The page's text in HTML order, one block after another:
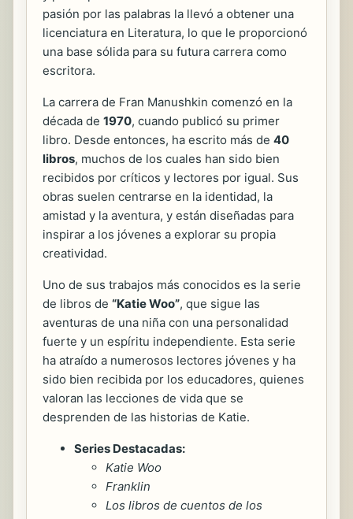
pasión por las palabras la llevó a obtener una
licenciatura en Literatura, lo que le proporcionó
una base sólida para su futura carrera como
escritora.
La carrera de Fran Manushkin comenzó en la
década de 1970, cuando publicó su primer
libro. Desde entonces, ha escrito más de 40
libros, muchos de los cuales han sido bien
recibidos por críticos y lectores por igual. Sus
obras suelen centrarse en la identidad, la
amistad y la aventura, y están diseñadas para
inspirar a los jóvenes a explorar su propia
creatividad.
Uno de sus trabajos más conocidos es la serie
de libros de “Katie Woo”, que sigue las
aventuras de una niña con una personalidad
fuerte y un espíritu independiente. Esta serie
ha atraído a numerosos lectores jóvenes y ha
sido bien recibida por los educadores, quienes
valoran las lecciones de vida que se
desprenden de las historias de Katie.
Series Destacadas:
Katie Woo
Franklin
Los libros de cuentos de los